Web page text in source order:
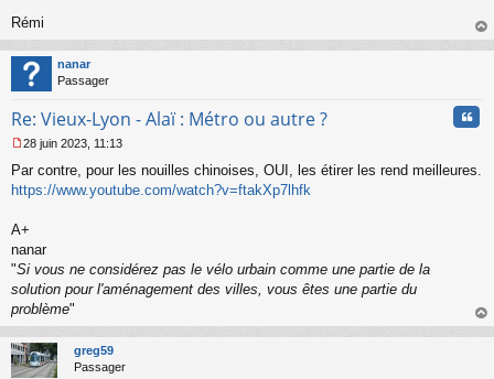
e
n
o
n
l
Rémi
au
nanar
Passager
Re: Vieux-Lyon - Alaï : Métro ou autre ?
e
s
g
e
n
o
n
u
28 juin 2023, 11:13
Par contre, pour les nouilles chinoises, OUI, les étirer les rend meilleures.
https://www.youtube.com/watch?v=ftakXp7lhfk
A+
nanar
"Si vous ne considérez pas le vélo urbain comme une partie de la
solution pour l'aménagement des villes, vous êtes une partie du
problème"
au
greg59
Passager